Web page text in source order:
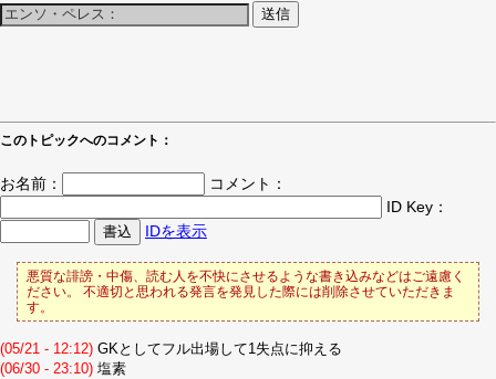
このトピックへのコメント：
お名前：
コメント：
ID Key：
IDを表示
悪質な誹謗・中傷、読む人を不快にさせるような書き込みなどはご遠慮く
ださい。 不適切と思われる発言を発見した際には削除させていただきま
す。
(05/21 - 12:12) GKとしてフル出場して1失点に抑える
(06/30 - 23:10) 塩素